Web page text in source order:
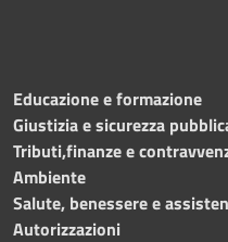
Educazione e formazione
Giustizia e sicurezza
Tributi,finanze e
Ambiente
Salute, benessere e
Autorizzazioni